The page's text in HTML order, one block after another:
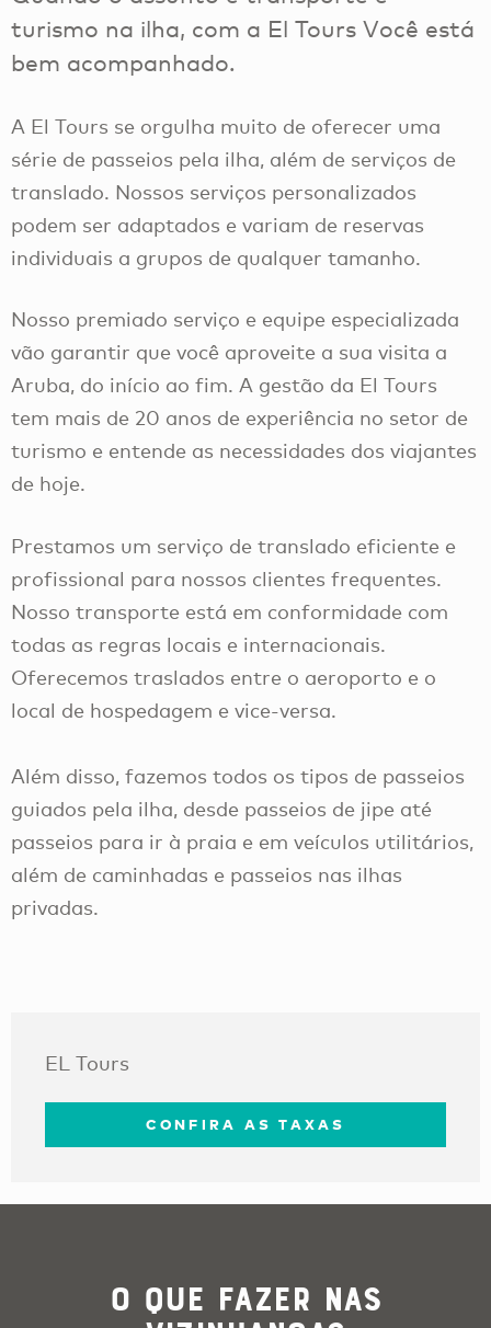
turismo na ilha, com a El Tours Você está
bem acompanhado.
A El Tours se orgulha muito de oferecer uma
série de passeios pela ilha, além de serviços de
translado. Nossos serviços personalizados
podem ser adaptados e variam de reservas
individuais a grupos de qualquer tamanho.
Nosso premiado serviço e equipe especializada
vão garantir que você aproveite a sua visita a
Aruba, do início ao fim. A gestão da El Tours
tem mais de 20 anos de experiência no setor de
turismo e entende as necessidades dos viajantes
de hoje.
Prestamos um serviço de translado eficiente e
profissional para nossos clientes frequentes.
Nosso transporte está em conformidade com
todas as regras locais e internacionais.
Oferecemos traslados entre o aeroporto e o
local de hospedagem e vice-versa.
Além disso, fazemos todos os tipos de passeios
guiados pela ilha, desde passeios de jipe até
passeios para ir à praia e em veículos utilitários,
além de caminhadas e passeios nas ilhas
privadas.
EL Tours
CONFIRA AS TAXAS
O que Fazer nas